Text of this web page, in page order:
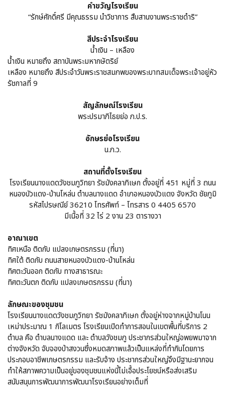
คำขวัญโรงเรียน
“รักษ์ศักดิ์ศรี มีคุณธรรม นำวิชาการ สืบสานงานพระราชดำริ”
สีประจำโรงเรียน
น้ำเงิน – เหลือง
น้ำเงิน หมายถึง สถาบันพระมหากษัตริย์
เหลือง หมายถึง สีประจำวันพระราชสมภพของพระบาทสมเด็จพระเจ้าอยู่หัว
รัชกาลที่ 9
สัญลักษณ์โรงเรียน
พระปรมาภิไธยย่อ ภ.ป.ร.
อักษรย่อโรงเรียน
น.ภ.ว.
สถานที่ตั้งโรงเรียน
โรงเรียนนางแดดวังชมภูวิทยา รัชมังคลาภิเษก ตั้งอยู่ที่ 451 หมู่ที่ 3 ถนน
หนองบัวแดง-บ้านโหล่น ตำบลนางแดด อำเภอหนองบัวแดง จังหวัด ชัยภูมิ
รหัสไปรษณีย์ 36210 โทรศัพท์ – โทรสาร 0 4405 6570
มีเนื้อที่ 32 ไร่ 2 งาน 23 ตารางวา
อาณาเขต
ทิศเหนือ ติดกับ แปลงเกษตรกรรม (ที่นา)
ทิศใต้ ติดกับ ถนนสายหนองบัวแดง-บ้านโหล่น
ทิศตะวันออก ติดกับ ทางสาธารณะ
ทิศตะวันตก ติดกับ แปลงเกษตรกรรม (ที่นา)
ลักษณะของชุมชน
โรงเรียนนางแดดวังชมภูวิทยา รัชมังคลาภิเษก ตั้งอยู่ห่างจากหมู่บ้านโนน
เหม่าประมาณ 1 กิโลเมตร โรงเรียนเปิดทำการสอนในเขตพื้นที่บริการ 2
ตำบล คือ ตำบลนางแดด และ ตำบลวังชมภู ประชากรส่วนใหญ่อพยพมาจาก
ต่างจังหวัด จับจองป่าสงวนซึ่งหมดสภาพแล้วเป็นแหล่งที่ทำกินโดยการ
ประกอบอาชีพเกษตรกรรม และรับจ้าง ประชากรส่วนใหญ่จึงมีฐานะยากจน
ทำให้สภาพความเป็นอยู่ของชุมชนแห่งนี้ไม่เอื้อประโยชน์หรือส่งเสริม
สนับสนุนการพัฒนาการพัฒนาโรงเรียนอย่างเต็มที่